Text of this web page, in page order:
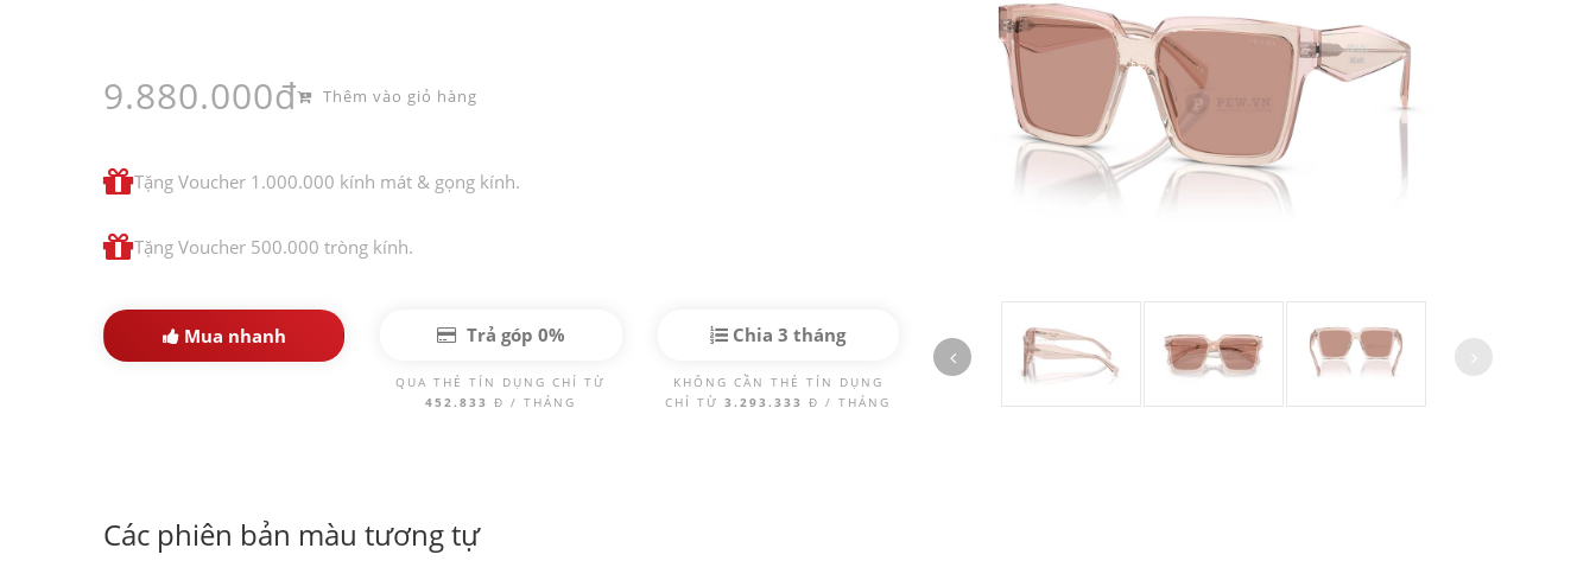
9.880.000đ Thêm vào giỏ hàng
Tặng Voucher 1.000.000 kính mát & gọng kính.
Tặng Voucher 500.000 tròng kính.
Mua nhanh Trả góp 0%
QUA THẺ TÍN DỤNG CHỈ TỪ
452.833Đ / THÁNG
Chia 3 tháng
KHÔNG CẦN THẺ TÍN DỤNG
CHỈ TỪ3.293.333Đ / THÁNG
Các phiên bản màu tương tự